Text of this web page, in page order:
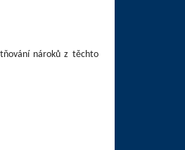
nároků z těchto